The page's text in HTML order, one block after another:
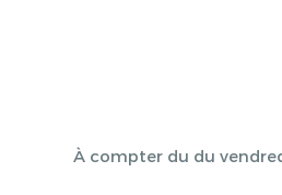
À compter du du